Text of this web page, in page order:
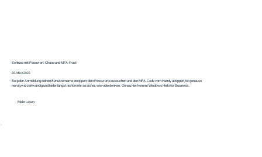
Schluss mit Passwort-Chaos und MFA-Frust
28. März 2026
Bei jeder Anmeldung deinen Benutzername eintippen, dein Passwort raussuchen und den MFA-Code vom Handy abtippen, ist genauso
nervig wie zeitwändig und leider längst nicht mehr so sicher, wie viele denken. Genau hier kommt Windows Hello for Business..
Mehr Lesen